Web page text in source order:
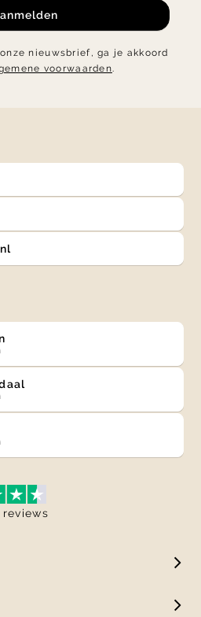
Aanmelden
nieuwsbrief, ga je akkoord
voorwaarden.
reviews